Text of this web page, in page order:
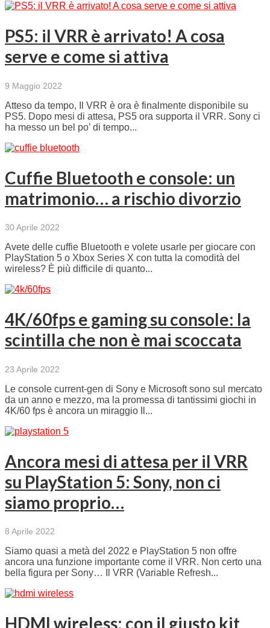
PS5: il VRR è arrivato! A cosa
serve e come si attiva
9 Maggio 2022
Atteso da tempo, Il VRR è ora è finalmente disponibile su
PS5. Dopo mesi di attesa, PS5 ora supporta il VRR. Sony ci
ha messo un bel po’ di tempo...
Cuffie Bluetooth e console: un
matrimonio… a rischio divorzio
30 Aprile 2022
Avete delle cuffie Bluetooth e volete usarle per giocare con
PlayStation 5 o Xbox Series X con tutta la comodità del
wireless? È più difficile di quanto...
4K/60fps e gaming su console: la
scintilla che non è mai scoccata
23 Aprile 2022
Le console current-gen di Sony e Microsoft sono sul mercato
da un anno e mezzo, ma la promessa di tantissimi giochi in
4K/60 fps è ancora un miraggio Il...
Ancora mesi di attesa per il VRR
su PlayStation 5: Sony, non ci
siamo proprio…
8 Aprile 2022
Siamo quasi a metà del 2022 e PlayStation 5 non offre
ancora una funzione importante come il VRR. Non certo una
bella figura per Sony… Il VRR (Variable Refresh...
HDMI wireless: con il giusto kit